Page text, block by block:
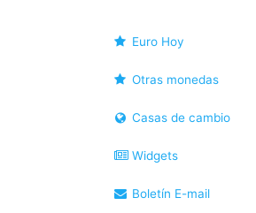
Euro Hoy
Otras monedas
Casas de cambio
Widgets
Boletín E-mail